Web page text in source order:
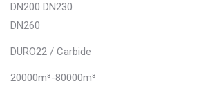
DN200 DN230
DN260
DURO22 / Carbide
20000m³-80000m³